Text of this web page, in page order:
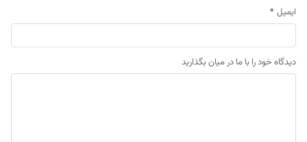
ایمیل *
دیدگاه خود را با ما در میان بگذارید